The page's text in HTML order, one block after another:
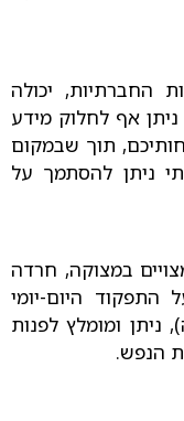
החברתיות, יכולה
אף לחלוק מידע
תוך שבמקום
ניתן להסתמך על
במצוקה, חרדה
היום-יומי
ניתן ומומלץ לפנות
הנפש.